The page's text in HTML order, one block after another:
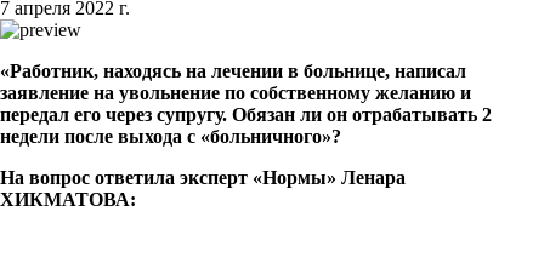
7 апреля 2022 г.
«Работник, находясь на лечении в больнице, написал
заявление на увольнение по собственному желанию и
передал его через супругу. Обязан ли он отрабатывать 2
недели после выхода с «больничного»?
На вопрос ответила эксперт «Нормы» Ленара
ХИКМАТОВА: